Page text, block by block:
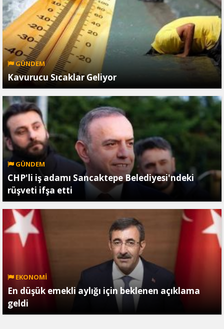
GÜNDEM
Kavurucu Sıcaklar Geliyor
GÜNDEM
CHP'li iş adamı Sancaktepe Belediyesi'ndeki
rüşveti ifşa etti
EKONOMİ
En düşük emekli aylığı için beklenen açıklama
geldi